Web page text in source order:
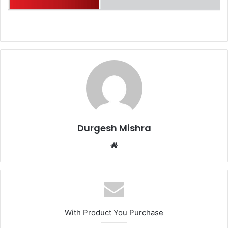
Durgesh Mishra
Website
With Product You Purchase